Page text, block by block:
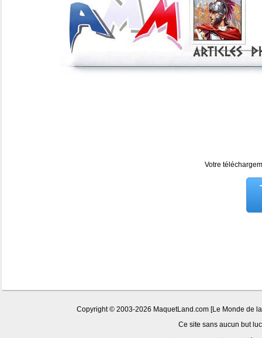
Votre
Copyright © 2003-2026 MaquetLand.com [Le Monde de
Ce site sans aucun but